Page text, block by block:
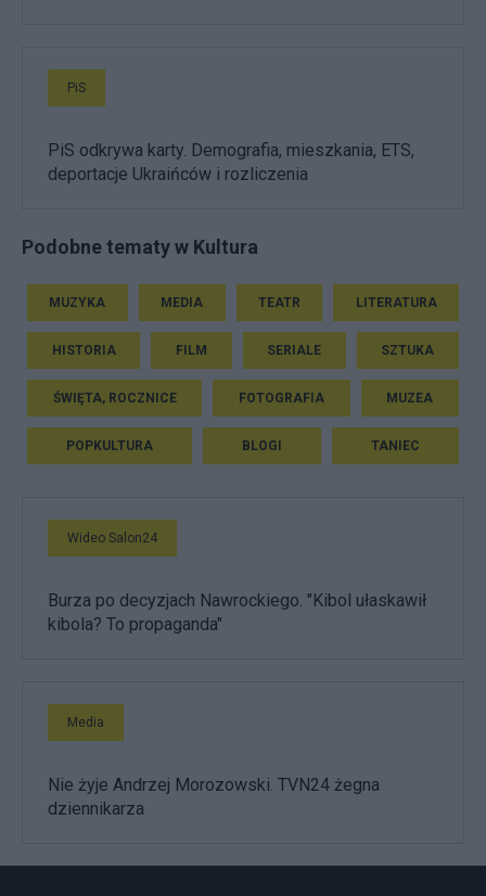
PiS
PiS odkrywa karty. Demografia, mieszkania, ETS,
deportacje Ukraińców i rozliczenia
Podobne tematy w Kultura
MUZYKA MEDIA TEATR LITERATURA
HISTORIA FILM SERIALE SZTUKA
ŚWIĘTA, ROCZNICE FOTOGRAFIA MUZEA
POPKULTURA BLOGI TANIEC
Wideo Salon24
Burza po decyzjach Nawrockiego. "Kibol ułaskawił
kibola? To propaganda"
Media
Nie żyje Andrzej Morozowski. TVN24 żegna
dziennikarza